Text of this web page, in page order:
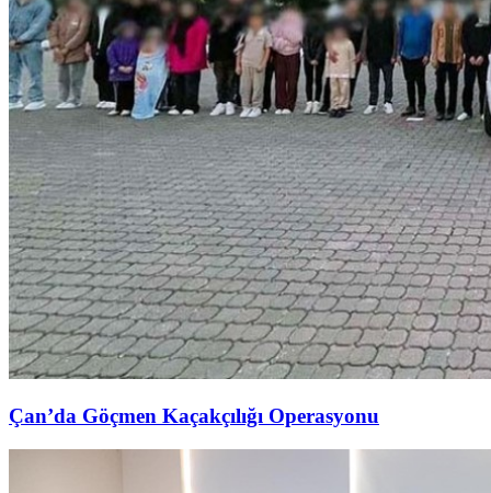
Çan’da Göçmen Kaçakçılığı Operasyonu